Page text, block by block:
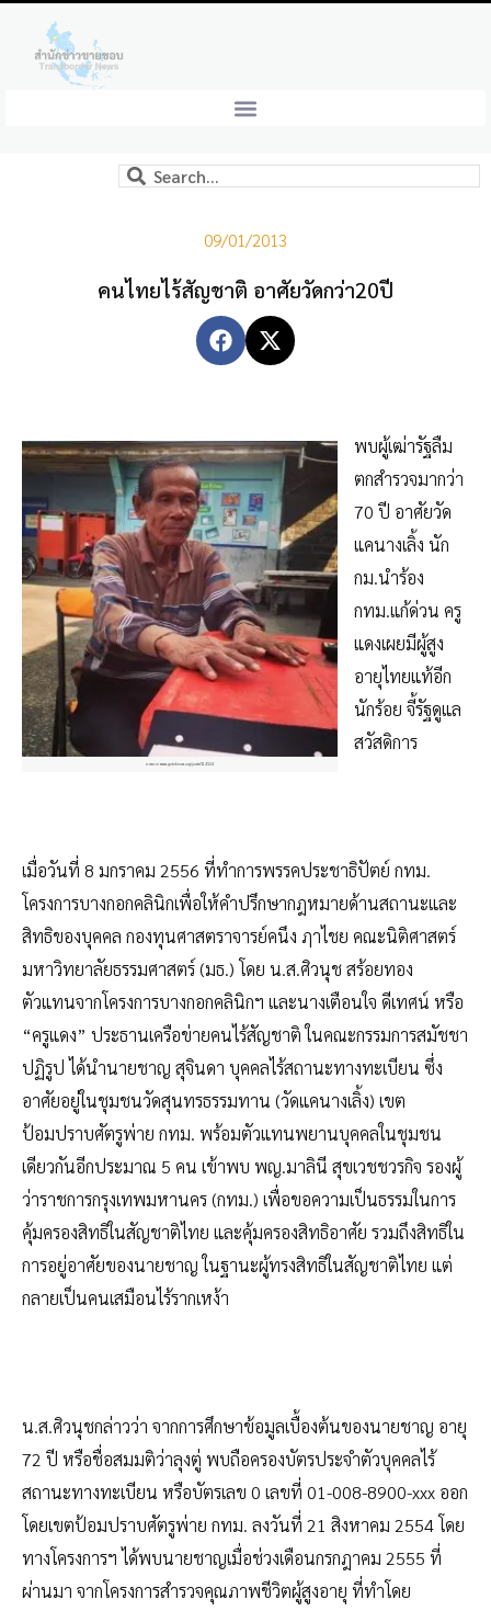
09/01/2013
คนไทยไร้สัญชาติ อาศัยวัดกว่า20ปี
ภาพจาก www.gotoknow.org/posts/514524
พบผู้เฒ่ารัฐลืม
ตกสำรวจมากว่า
70 ปี อาศัยวัด
แคนางเลิ้ง นัก
กม.นำร้อง
กทม.แก้ด่วน ครู
แดงเผยมีผู้สูง
อายุไทยแท้อีก
นักร้อย จี้รัฐดูแล
สวัสดิการ
เมื่อวันที่ 8 มกราคม 2556 ที่ทำการพรรคประชาธิปัตย์ กทม.
โครงการบางกอกคลินิกเพื่อให้คำปรึกษากฎหมายด้านสถานะและ
สิทธิของบุคคล กองทุนศาสตราจารย์คนึง ฦาไชย คณะนิติศาสตร์
มหาวิทยาลัยธรรมศาสตร์ (มธ.) โดย น.ส.ศิวนุช สร้อยทอง
ตัวแทนจากโครงการบางกอกคลินิกฯ และนางเตือนใจ ดีเทศน์ หรือ
“ครูแดง” ประธานเครือข่ายคนไร้สัญชาติ ในคณะกรรมการสมัชชา
ปฏิรูป ได้นำนายชาญ สุจินดา บุคคลไร้สถานะทางทะเบียน ซึ่ง
อาศัยอยู่ในชุมชนวัดสุนทรธรรมทาน (วัดแคนางเลิ้ง) เขต
ป้อมปราบศัตรูพ่าย กทม. พร้อมตัวแทนพยานบุคคลในชุมชน
เดียวกันอีกประมาณ 5 คน เข้าพบ พญ.มาลินี สุขเวชชวรกิจ รองผู้
ว่าราชการกรุงเทพมหานคร (กทม.) เพื่อขอความเป็นธรรมในการ
คุ้มครองสิทธิในสัญชาติไทย และคุ้มครองสิทธิอาศัย รวมถึงสิทธิใน
การอยู่อาศัยของนายชาญ ในฐานะผู้ทรงสิทธิในสัญชาติไทย แต่
กลายเป็นคนเสมือนไร้รากเหง้า
น.ส.ศิวนุชกล่าวว่า จากการศึกษาข้อมูลเบื้องต้นของนายชาญ อายุ
72 ปี หรือชื่อสมมติว่าลุงตู่ พบถือครองบัตรประจำตัวบุคคลไร้
สถานะทางทะเบียน หรือบัตรเลข 0 เลขที่ 01-008-8900-xxx ออก
โดยเขตป้อมปราบศัตรูพ่าย กทม. ลงวันที่ 21 สิงหาคม 2554 โดย
ทางโครงการฯ ได้พบนายชาญเมื่อช่วงเดือนกรกฎาคม 2555 ที่
ผ่านมา จากโครงการสำรวจคุณภาพชีวิตผู้สูงอายุ ที่ทำโดย